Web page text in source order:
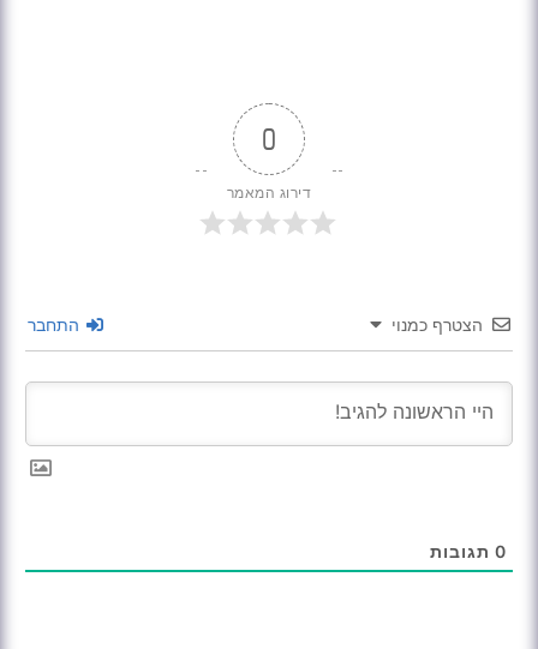
0
דירוג המאמר
הצטרף כמנוי התחבר
0 תגובות